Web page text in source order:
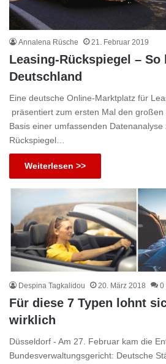
Annalena Rüsche 21. Februar 2019
Leasing-Rückspiegel – So
Deutschland
Eine deutsche Online-Marktplatz für
präsentiert zum ersten Mal den großen
Basis einer umfassenden
Rückspiegel…
Weiterlesen >>
Despina Tagkalidou 20. März 2018 0
Für diese 7 Typen lohnt
wirklich
Düsseldorf - Am 27. Februar kam die
Bundesverwaltungsgericht: Deutsche